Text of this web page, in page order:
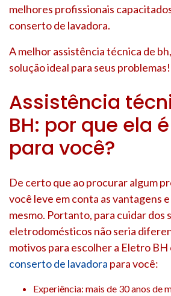
melhores profissionais
conserto de lavadora.
A melhor assistência técnica de
solução ideal para seus problemas!
Assistência
BH: por que ela
para você?
De certo que ao procurar algum
você leve em conta as vantagens
mesmo. Portanto, para cuidar dos
eletrodomésticos não seria
motivos para escolher a Eletro BH
conserto de lavadora para você:
Experiência: mais de 30 anos de